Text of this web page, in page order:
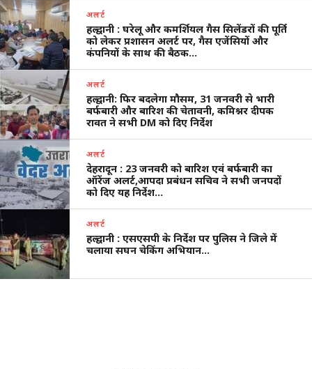
अलर्ट
हल्द्वानी : घरेलू और कमर्शियल गैस सिलेंडरों की पूर्ति
को लेकर प्रशासन अलर्ट पर, गैस एजेंसियों और
कंपनियों के साथ की बैठक…
अलर्ट
हल्द्वानी: फिर बदलेगा मौसम, 31 जनवरी से भारी
बर्फबारी और बारिश की चेतावनी, कमिश्नर दीपक
रावत ने सभी DM को दिए निर्देश
अलर्ट
देहरादून : 23 जनवरी को बारिश एवं बर्फबारी का
ऑरेंज अलर्ट,आपदा प्रबंधन सचिव ने सभी जनपदों
को दिए यह निर्देश…
अलर्ट
हल्द्वानी : एसएसपी के निर्देश पर पुलिस ने जिले में
चलाया सघन चेकिंग अभियान…